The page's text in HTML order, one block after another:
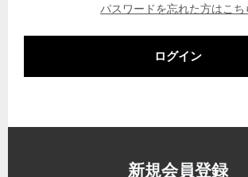
パスワードを忘れた方はこち
ログイン
新規会員登録